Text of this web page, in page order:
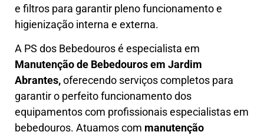
e filtros para garantir pleno funcionamento e
higienização interna e externa.
A PS dos Bebedouros é especialista em
Manutenção de Bebedouros em Jardim
Abrantes,oferecendo serviços completos para
garantir o perfeito funcionamento dos
equipamentos com profissionais especialistas em
bebedouros. Atuamos com manutenção